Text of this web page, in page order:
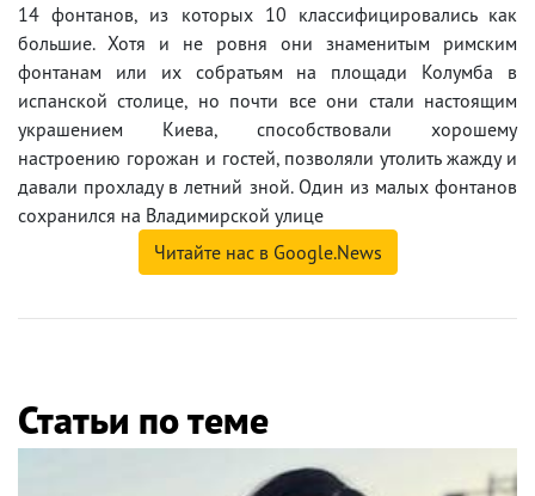
14 фонтанов, из которых 10 классифицировались как
большие. Хотя и не ровня они знаменитым римским
фонтанам или их собратьям на площади Колумба в
испанской столице, но почти все они стали настоящим
украшением Киева, способствовали хорошему
настроению горожан и гостей, позволяли утолить жажду и
давали прохладу в летний зной. Один из малых фонтанов
сохранился на Владимирской улице
Читайте нас в Google.News
Статьи по теме